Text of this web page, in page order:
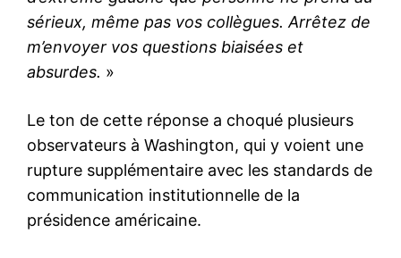
sérieux, même pas vos collègues. Arrêtez de
m’envoyer vos questions biaisées et
absurdes. »
Le ton de cette réponse a choqué plusieurs
observateurs à Washington, qui y voient une
rupture supplémentaire avec les standards de
communication institutionnelle de la
présidence américaine.